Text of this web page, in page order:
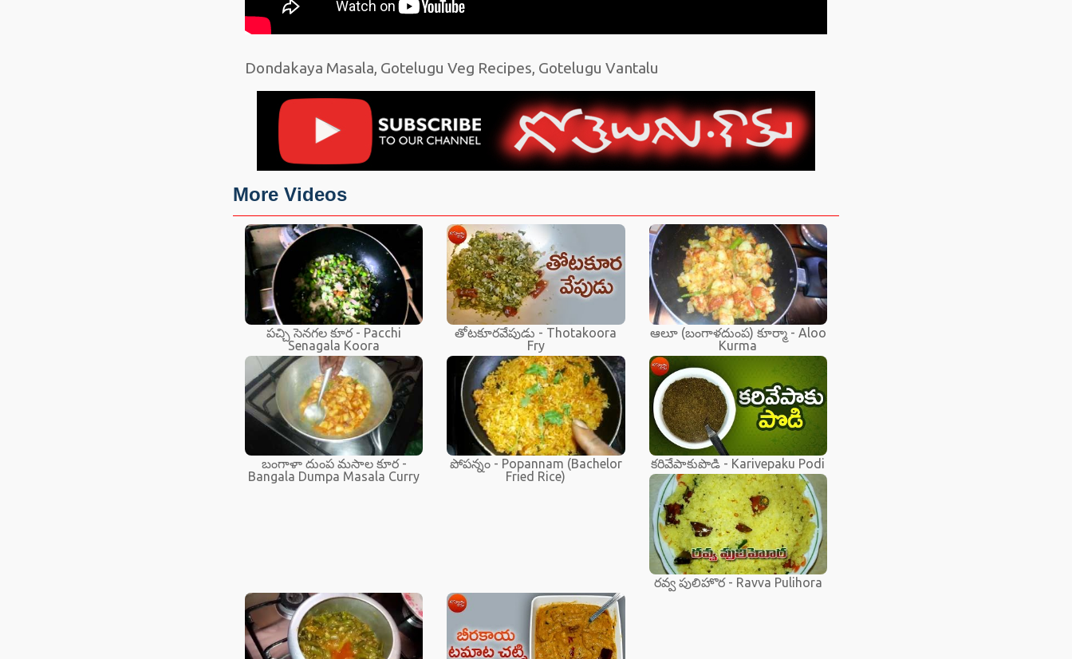
Dondakaya Masala, Gotelugu Veg Recipes, Gotelugu Vantalu
More Videos
పచ్చి సెనగల కూర - Pacchi
Senagala Koora
తోటకూరవేపుడు - Thotakoora
Fry
ఆలూ (బంగాళదుంప) కూర్మా - Aloo
Kurma
బంగాళా దుంప మసాల కూర -
Bangala Dumpa Masala Curry
పోపన్నం - Popannam (Bachelor
Fried Rice)
కరివేపాకుపొడి - Karivepaku Podi
రవ్వ పులిహొర - Ravva Pulihora